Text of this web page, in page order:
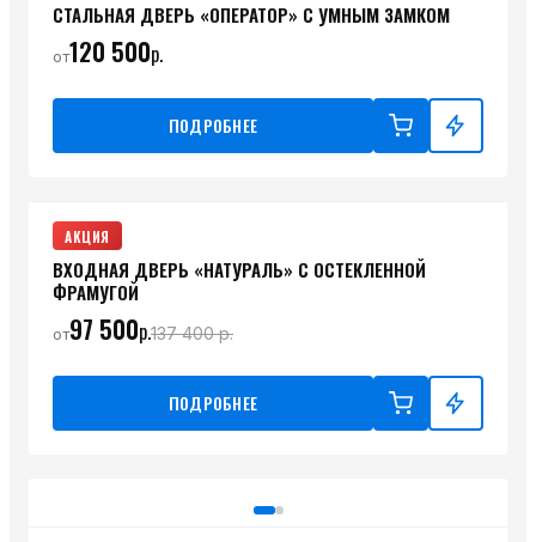
СТАЛЬНАЯ ДВЕРЬ «ОПЕРАТОР» С УМНЫМ ЗАМКОМ
от120 500р.
ПОДРОБНЕЕ
АКЦИЯ
ВХОДНАЯ ДВЕРЬ «НАТУРАЛЬ» С ОСТЕКЛЕННОЙ
ФРАМУГОЙ
от97 500р.137 400р.
ПОДРОБНЕЕ